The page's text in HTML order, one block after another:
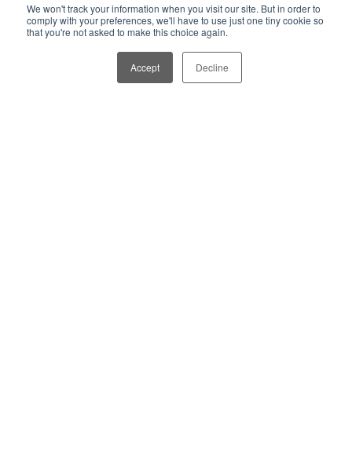
We won't track your information when you visit our site. But in order to
comply with your preferences, we'll have to use just one tiny cookie so
that you're not asked to make this choice again.
Accept Decline
A Polen